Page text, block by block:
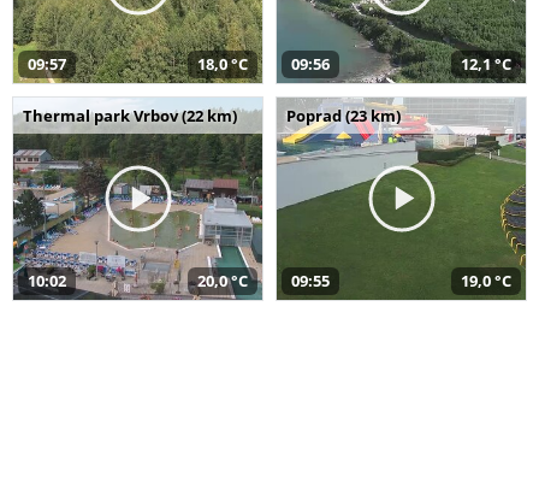
09:57 18,0 °C 09:56 12,1 °C
Thermal park Vrbov (22 km)
10:02 20,0 °C
Poprad (23 km)
09:55 19,0 °C